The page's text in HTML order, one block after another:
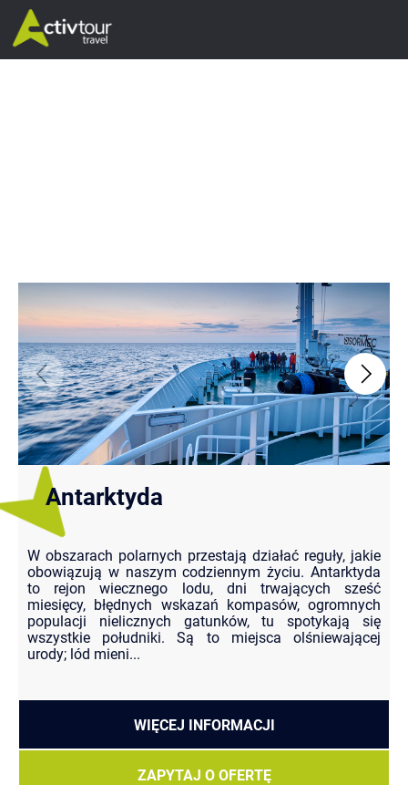
w
Antarktyda
W obszarach polarnych przestają działać reguły, jakie
obowiązują w naszym codziennym życiu. Antarktyda
to rejon wiecznego lodu, dni trwających sześć
miesięcy, błędnych wskazań kompasów, ogromnych
populacji nielicznych gatunków, tu spotykają się
wszystkie południki. Są to miejsca olśniewającej
urody; lód mieni...
WIĘCEJ INFORMACJI
ZAPYTAJ O OFERTĘ